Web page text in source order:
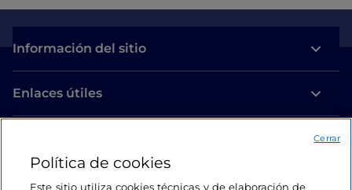
Información del sitio
Enlaces útiles
Estamos en contacto
Política de cookies
Este sitio utiliza cookies técnicas y de elaboración de
Cerrar